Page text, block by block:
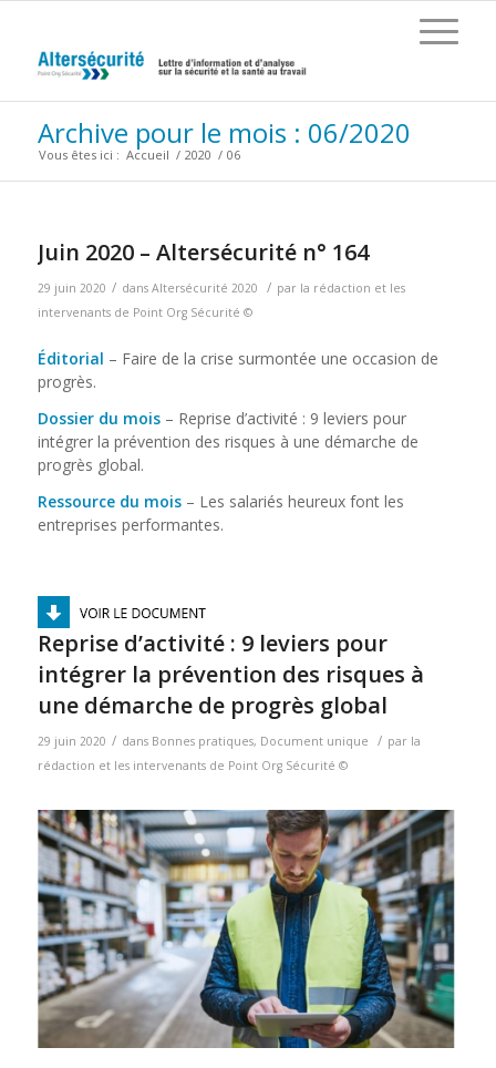
Archive pour le mois : 06/2020
Vous êtes ici : Accueil / 2020 / 06
Juin 2020 – Altersécurité n° 164
29 juin 2020 / dans Altersécurité 2020 / par la rédaction et les
intervenants de Point Org Sécurité ©
Éditorial – Faire de la crise surmontée une occasion de
progrès.
Dossier du mois– Reprise d’activité : 9 leviers pour
intégrer la prévention des risques à une démarche de
progrès global.
Ressource du mois– Les salariés heureux font les
entreprises performantes.
Reprise d’activité : 9 leviers pour
intégrer la prévention des risques à
une démarche de progrès global
29 juin 2020 / dans Bonnes pratiques, Document unique / par la
rédaction et les intervenants de Point Org Sécurité ©